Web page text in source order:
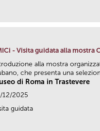
- Visita guidata alla mostra
alla mostra
che presenta una
di Roma in Trastevere
12/2025
guidata